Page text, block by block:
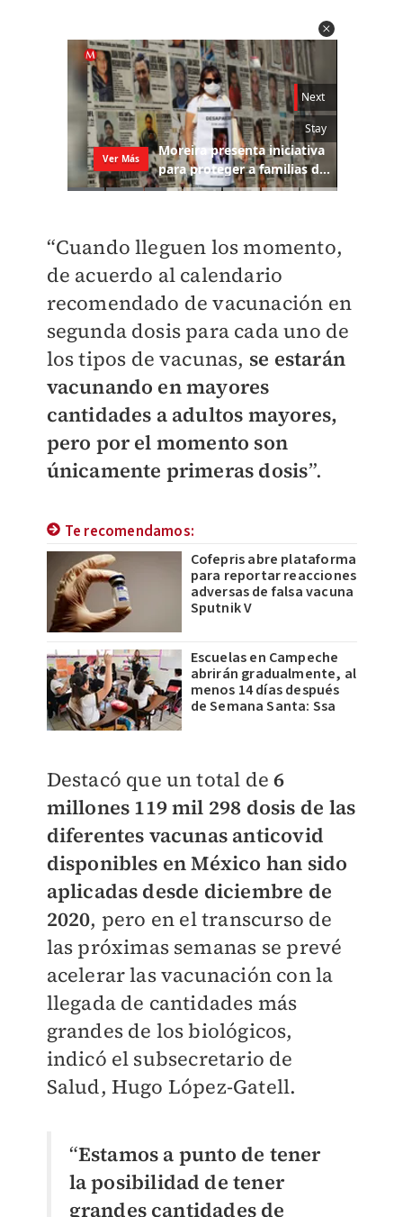
“Cuando lleguen los momento,
de acuerdo al calendario
recomendado de vacunación en
segunda dosis para cada uno de
los tipos de vacunas, se estarán
vacunando en mayores
cantidades a adultos mayores,
pero por el momento son
únicamente primeras dosis”.
Te recomendamos:
Cofepris abre plataforma
para reportar reacciones
adversas de falsa vacuna
Sputnik V
Escuelas en Campeche
abrirán gradualmente, al
menos 14 días después
de Semana Santa: Ssa
Destacó que un total de 6
millones 119 mil 298 dosis de las
diferentes vacunas anticovid
disponibles en México han sido
aplicadas desde diciembre de
2020, pero en el transcurso de
las próximas semanas se prevé
acelerar las vacunación con la
llegada de cantidades más
grandes de los biológicos,
indicó el subsecretario de
Salud, Hugo López-Gatell.
“Estamos a punto de tener
la posibilidad de tener
grandes cantidades de